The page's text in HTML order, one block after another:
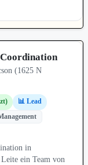
(1625 N
📊 Lead
in
ein Team von